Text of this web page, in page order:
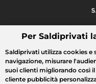
Cosa cerchi?
Tutte le vendite Moda
Per Saldiprivati
Saldiprivati utilizza cookies e
navigazione, misurare
suoi clienti migliorando così
cliente pubblicità